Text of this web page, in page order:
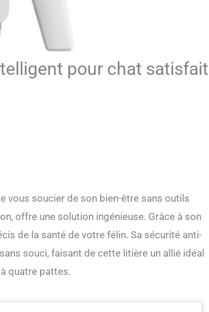
pour chat satisfait
vous soucier de son bien-être sans outils
offre une solution ingénieuse. Grâce à son
de la santé de votre félin. Sa sécurité anti-
souci, faisant de cette litière un allié idéal
quatre pattes.